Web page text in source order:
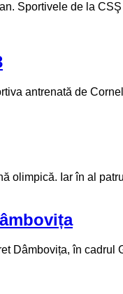
Sportivele de la
antrenată de
olimpică. Iar în al
Dâmbovița, în cadrul